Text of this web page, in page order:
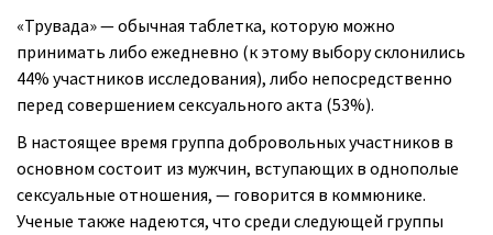
«Трувада» — обычная таблетка, которую можно
принимать либо ежедневно (к этому выбору склонились
44% участников исследования), либо непосредственно
перед совершением сексуального акта (53%).
В настоящее время группа добровольных участников в
основном состоит из мужчин, вступающих в однополые
сексуальные отношения, — говорится в коммюнике.
Ученые также надеются, что среди следующей группы